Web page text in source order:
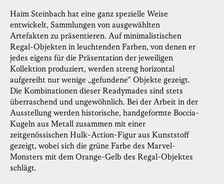
Haim Steinbach hat eine ganz spezielle Weise
entwickelt, Sammlungen von ausgewählten
Artefakten zu präsentieren. Auf minimalistischen
Regal-Objekten in leuchtenden Farben, von denen er
jedes eigens für die Präsentation der jeweiligen
Kollektion produziert, werden streng horizontal
aufgereiht nur wenige „gefundene“ Objekte gezeigt.
Die Kombinationen dieser Readymades sind stets
überraschend und ungewöhnlich. Bei der Arbeit in der
Ausstellung werden historische, handgeformte Boccia-
Kugeln aus Metall zusammen mit einer
zeitgenössischen Hulk-Action-Figur aus Kunststoff
gezeigt, wobei sich die grüne Farbe des Marvel-
Monsters mit dem Orange-Gelb des Regal-Objektes
schlägt.